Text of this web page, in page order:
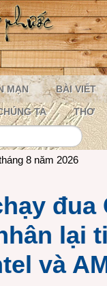
MẠN BÀI VIẾT
TA THƠ
8 năm 2026
đua
lại
và